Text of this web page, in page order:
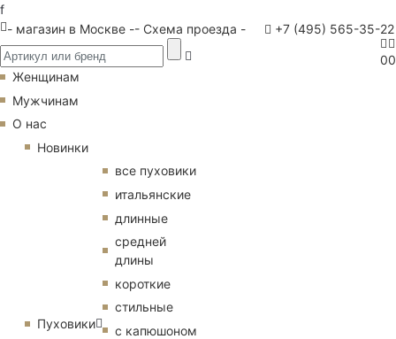
f
- магазин в Москве -- Схема проезда - +7 (495) 565-35-22
00
Женщинам
Мужчинам
О нас
Новинки
Пуховики
все пуховики
итальянские
длинные
средней
длины
короткие
стильные
с капюшоном